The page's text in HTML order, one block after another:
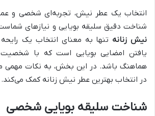
انتخاب یک عطر نیش، تجربه‌ای شخصی و
شناخت دقیق سلیقه بویایی و نیازهای
نیش زنانه تنها به معنای انتخاب یک
یافتن امضایی بویایی است که با
هماهنگ باشد. در این بخش، به نکات مهمی
در انتخاب بهترین عطر نیش زنانه کمک می‌کند.
شناخت سلیقه بویایی شخصی